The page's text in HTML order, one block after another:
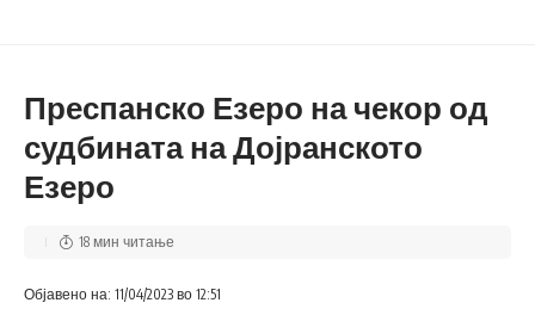
Преспанско Езеро на чекор од
судбината на Дојранското
Езеро
Објавено на: 11/04/2023 во 12:51
18 мин читање